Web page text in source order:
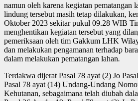
namun oleh karena kegiatan pematangan
lindung tersebut masih tetap dilakukan,
Oktober 2023 sekitar pukul 09.28 WIB
menghentikan kegiatan tersebut yang
pemeriksaan oleh tim Gakkum LHK
dan melakukan pengamanan terhadap
dalam melakukan pematangan lahan.
Terdakwa dijerat Pasal 78 ayat (2) Jo
Pasal 78 ayat (14) Undang-Undang
Kehutanan, sebagaimana telah diubah